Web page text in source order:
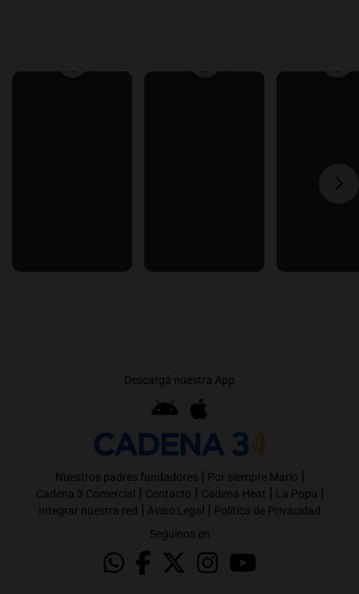
Descargá nuestra App
Nuestros padres fundadores | Por siempre Mario |
Cadena 3 Comercial | Contacto | Cadena Heat | La Popu |
Integrar nuestra red | Aviso Legal | Política de Privacidad
Seguinos en